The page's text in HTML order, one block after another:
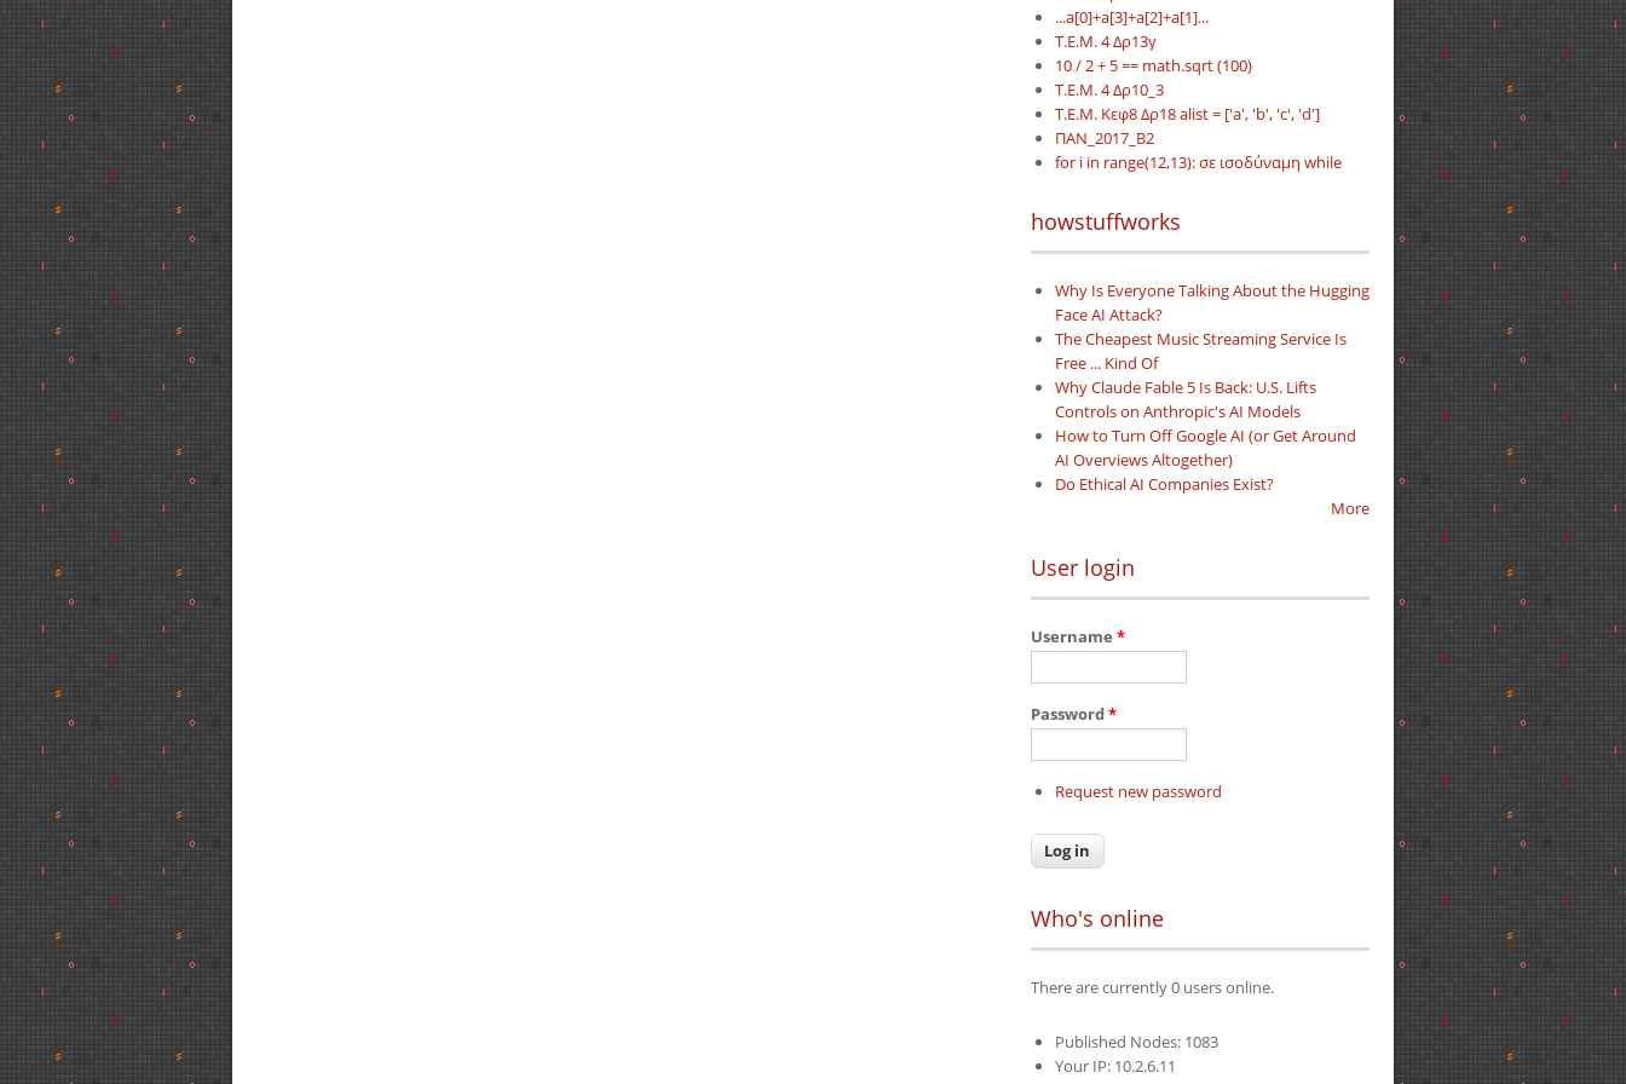
...a[0]+a[3]+a[2]+a[1]...
Τ.Ε.Μ. 4 Δρ13γ
10 / 2 + 5 == math.sqrt (100)
Τ.Ε.Μ. 4 Δρ10_3
Τ.Ε.Μ. Κεφ8 Δρ18 alist = ['a', 'b', 'c', 'd']
ΠΑΝ_2017_Β2
for i in range(12,13): σε ισοδύναμη while
howstuffworks
Why Is Everyone Talking About the Hugging
Face AI Attack?
The Cheapest Music Streaming Service Is
Free ... Kind Of
Why Claude Fable 5 Is Back: U.S. Lifts
Controls on Anthropic's AI Models
How to Turn Off Google AI (or Get Around
AI Overviews Altogether)
Do Ethical AI Companies Exist?
More
User login
Username *
Password*
Request new password
Who's online
There are currently 0 users online.
Published Nodes: 1083
Your IP: 10.2.6.11